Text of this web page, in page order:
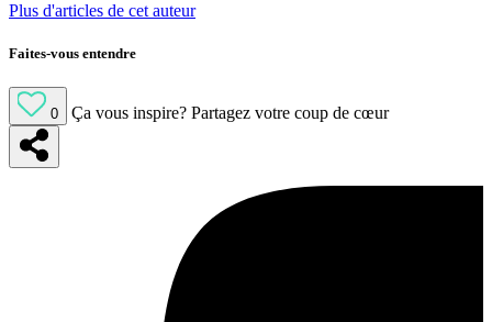
Plus d'articles de cet auteur
Faites-vous entendre
0 Ça vous inspire? Partagez votre coup de cœur